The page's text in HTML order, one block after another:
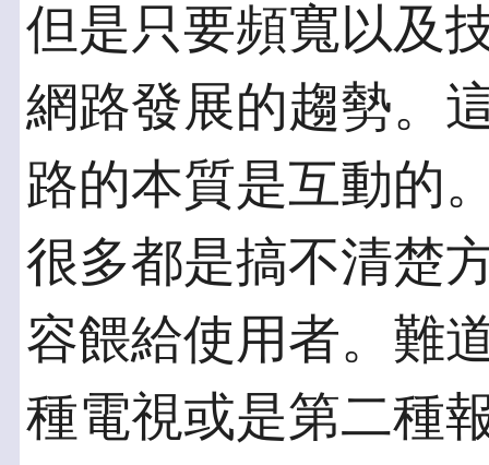
但是只要頻寬以及
網路發展的趨勢。
路的本質是互動的
很多都是搞不清楚
容餵給使用者。難
種電視或是第二種